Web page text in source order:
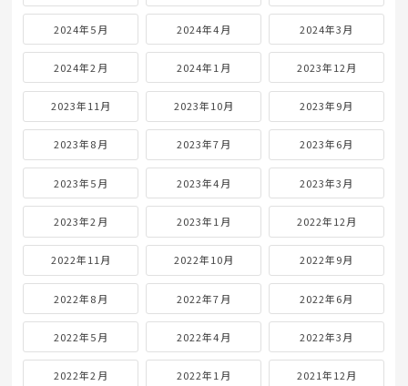
2024年5月 2024年4月 2024年3月
2024年2月 2024年1月 2023年12月
2023年11月 2023年10月 2023年9月
2023年8月 2023年7月 2023年6月
2023年5月 2023年4月 2023年3月
2023年2月 2023年1月 2022年12月
2022年11月 2022年10月 2022年9月
2022年8月 2022年7月 2022年6月
2022年5月 2022年4月 2022年3月
2022年2月 2022年1月 2021年12月